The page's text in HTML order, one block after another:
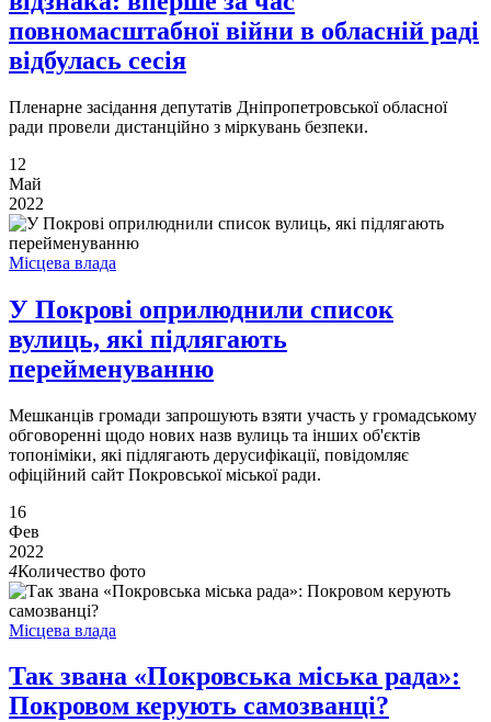
повномасштабної війни в обласній раді
відбулась сесія
Пленарне засідання депутатів Дніпропетровської обласної
ради провели дистанційно з міркувань безпеки.
12
Май
2022
Місцева влада
У Покрові оприлюднили список
вулиць, які підлягають
перейменуванню
Мешканців громади запрошують взяти участь у громадському
обговоренні щодо нових назв вулиць та інших об'єктів
топоніміки, які підлягають дерусифікації, повідомляє
офіційний сайт Покровської міської ради.
16
Фев
2022
4Количество фото
Місцева влада
Так звана «Покровська міська рада»:
Покровом керують самозванці?